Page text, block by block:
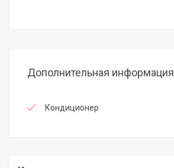
Дополнительная информация
Кондиционер